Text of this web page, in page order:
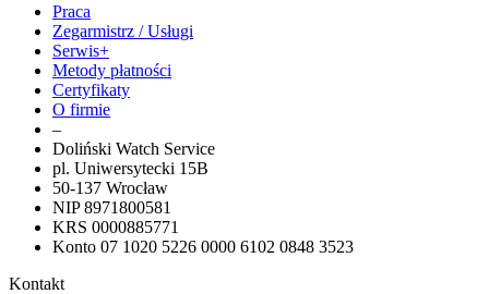
Praca
Zegarmistrz / Usługi
Serwis+
Metody płatności
Certyfikaty
O firmie
–
Doliński Watch Service
pl. Uniwersytecki 15B
50-137 Wrocław
NIP 8971800581
KRS 0000885771
Konto 07 1020 5226 0000 6102 0848 3523
Kontakt